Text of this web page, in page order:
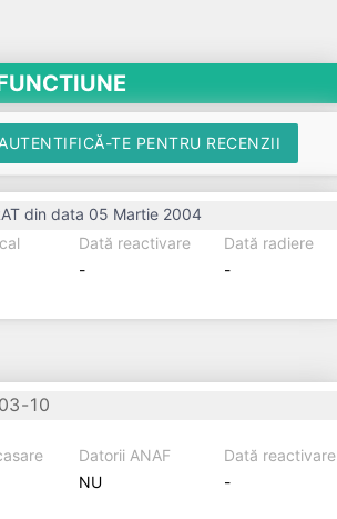
AUTENTIFICĂ-TE PENTRU RECENZII
din data 05 Martie 2004
Dată reactivare
-
Dată radiere
-
10
Datorii ANAF
NU
Dată reactivare
-